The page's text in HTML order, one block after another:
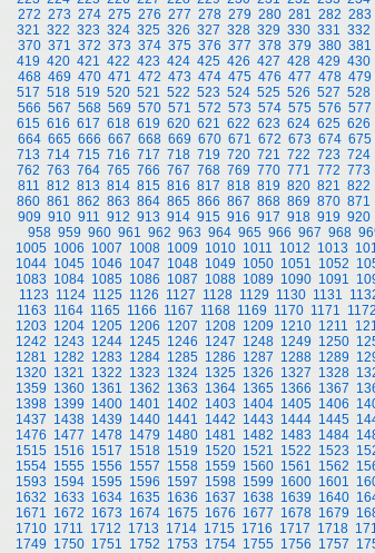
272 273 274 275 276 277 278 279 280 281 282 283
321 322 323 324 325 326 327 328 329 330 331 332
370 371 372 373 374 375 376 377 378 379 380 381
419 420 421 422 423 424 425 426 427 428 429 430
468 469 470 471 472 473 474 475 476 477 478 479
517 518 519 520 521 522 523 524 525 526 527 528
566 567 568 569 570 571 572 573 574 575 576 577
615 616 617 618 619 620 621 622 623 624 625 626
664 665 666 667 668 669 670 671 672 673 674 675
713 714 715 716 717 718 719 720 721 722 723 724
762 763 764 765 766 767 768 769 770 771 772 773
811 812 813 814 815 816 817 818 819 820 821 822
860 861 862 863 864 865 866 867 868 869 870 871
909 910 911 912 913 914 915 916 917 918 919 920
958 959 960 961 962 963 964 965 966 967 968
1005 1006 1007 1008 1009 1010 1011 1012 1013
1044 1045 1046 1047 1048 1049 1050 1051 1052
1083 1084 1085 1086 1087 1088 1089 1090 1091
1123 1124 1125 1126 1127 1128 1129 1130 1131
1163 1164 1165 1166 1167 1168 1169 1170 1171 1172
1203 1204 1205 1206 1207 1208 1209 1210 1211
1242 1243 1244 1245 1246 1247 1248 1249 1250
1281 1282 1283 1284 1285 1286 1287 1288 1289
1320 1321 1322 1323 1324 1325 1326 1327 1328
1359 1360 1361 1362 1363 1364 1365 1366 1367
1398 1399 1400 1401 1402 1403 1404 1405 1406
1437 1438 1439 1440 1441 1442 1443 1444 1445
1476 1477 1478 1479 1480 1481 1482 1483 1484
1515 1516 1517 1518 1519 1520 1521 1522 1523
1554 1555 1556 1557 1558 1559 1560 1561 1562
1593 1594 1595 1596 1597 1598 1599 1600 1601
1632 1633 1634 1635 1636 1637 1638 1639 1640
1671 1672 1673 1674 1675 1676 1677 1678 1679
1710 1711 1712 1713 1714 1715 1716 1717 1718
1749 1750 1751 1752 1753 1754 1755 1756 1757